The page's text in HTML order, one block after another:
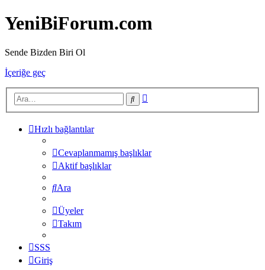
YeniBiForum.com
Sende Bizden Biri Ol
İçeriğe geç
Ara
Hızlı bağlantılar
Cevaplanmamış başlıklar
Aktif başlıklar
Ara
Üyeler
Takım
SSS
Giriş